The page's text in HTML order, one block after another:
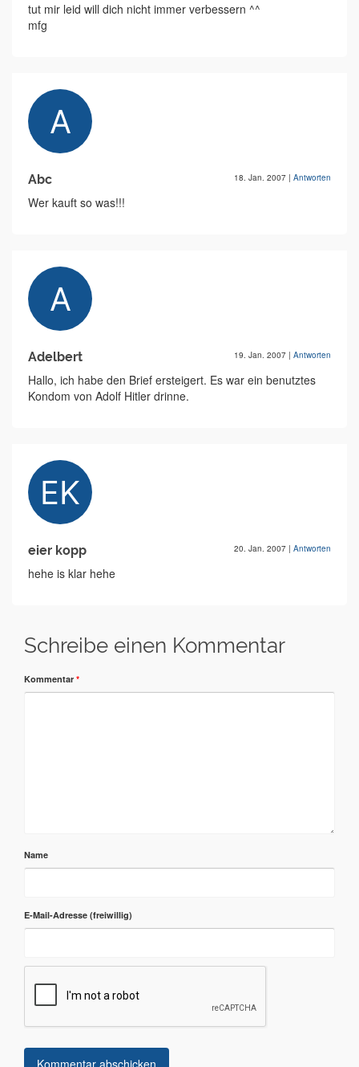
tut mir leid will dich nicht immer verbessern ^^
mfg
Abc 18. Jan. 2007 | Antworten
Wer kauft so was!!!
Adelbert 19. Jan. 2007 | Antworten
Hallo, ich habe den Brief ersteigert. Es war ein benutztes
Kondom von Adolf Hitler drinne.
eier kopp 20. Jan. 2007 | Antworten
hehe is klar hehe
Schreibe einen Kommentar
Kommentar *
Name
E-Mail-Adresse